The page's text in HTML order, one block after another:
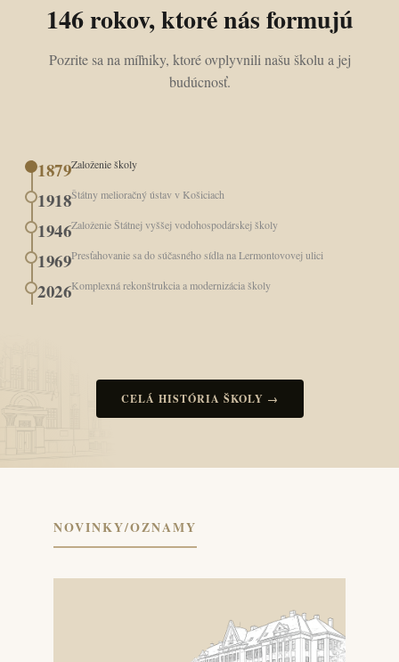
146 rokov, ktoré nás formujú
Pozrite sa na míľniky, ktoré ovplyvnili našu školu a jej
budúcnosť.
1879Založenie školy
1918Štátny melioračný ústav v Košiciach
1946Založenie Štátnej vyššej vodohospodárskej školy
1969Presťahovanie sa do súčasného sídla na Lermontovovej ulici
2026Komplexná rekonštrukcia a modernizácia školy
CELÁ HISTÓRIA ŠKOLY →
NOVINKY/OZNAMY